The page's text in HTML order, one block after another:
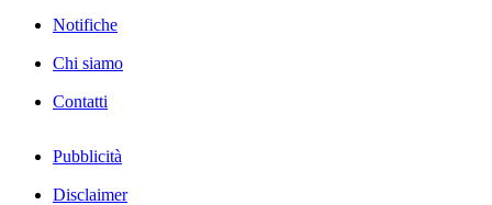
Notifiche
Chi siamo
Contatti
Pubblicità
Disclaimer